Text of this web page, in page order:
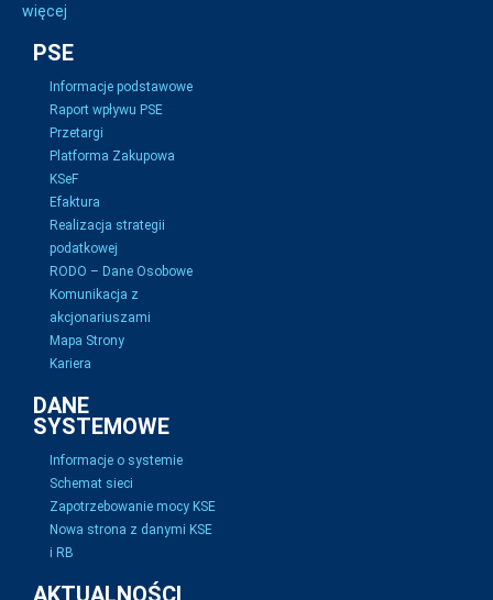
więcej
PSE
Informacje podstawowe
Raport wpływu PSE
Przetargi
Platforma Zakupowa
KSeF
Efaktura
Realizacja strategii
podatkowej
RODO – Dane Osobowe
Komunikacja z
akcjonariuszami
Mapa Strony
Kariera
DANE
SYSTEMOWE
Informacje o systemie
Schemat sieci
Zapotrzebowanie mocy KSE
Nowa strona z danymi KSE
i RB
AKTUALNOŚCI